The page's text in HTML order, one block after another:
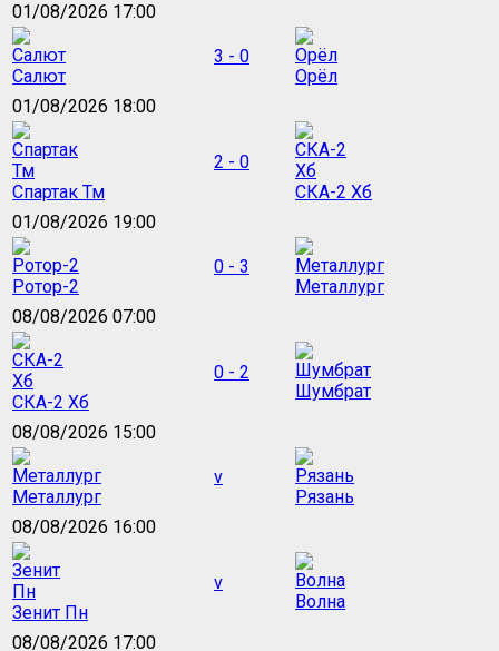
01/08/2026 17:00
Салют
3 - 0
Орёл
01/08/2026 18:00
Спартак Тм
2 - 0
СКА-2 Хб
01/08/2026 19:00
Ротор-2
0 - 3
Металлург
08/08/2026 07:00
СКА-2 Хб
0 - 2
Шумбрат
08/08/2026 15:00
Металлург
v
Рязань
08/08/2026 16:00
Зенит Пн
v
Волна
08/08/2026 17:00